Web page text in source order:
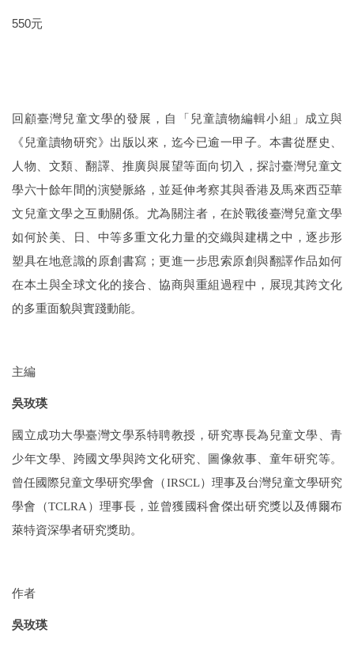
550元
回顧臺灣兒童文學的發展，自「兒童讀物編輯小組」成立與
《兒童讀物研究》出版以來，迄今已逾一甲子。本書從歷史、
人物、文類、翻譯、推廣與展望等面向切入，探討臺灣兒童文
學六十餘年間的演變脈絡，並延伸考察其與香港及馬來西亞華
文兒童文學之互動關係。尤為關注者，在於戰後臺灣兒童文學
如何於美、日、中等多重文化力量的交織與建構之中，逐步形
塑具在地意識的原創書寫；更進一步思索原創與翻譯作品如何
在本土與全球文化的接合、協商與重組過程中，展現其跨文化
的多重面貌與實踐動能。
主編
吳玫瑛
國立成功大學臺灣文學系特聘教授，研究專長為兒童文學、青
少年文學、跨國文學與跨文化研究、圖像敘事、童年研究等。
曾任國際兒童文學研究學會（IRSCL）理事及台灣兒童文學研究
學會（TCLRA ）理事長，並曾獲國科會傑出研究獎以及傅爾布
萊特資深學者研究獎助。
作者
吳玫瑛